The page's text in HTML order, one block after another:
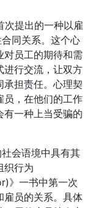
次提出的一种以雇
同关系。这个心
对员工的期待和需
进行交流，让双方
承担责任。心理契
员，在他们的工作
有一种上当受骗的
会语境中具有其
织行为
》一书中第一次
雇员的关系。具体